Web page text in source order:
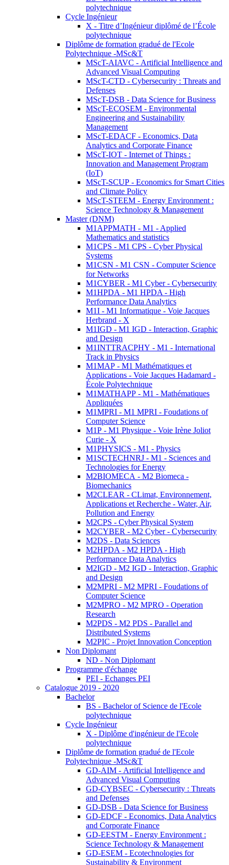
polytechnique
Cycle Ingénieur
X - Titre d’Ingénieur diplômé de l’École
polytechnique
Diplôme de formation gradué de l'Ecole
Polytechnique -MSc&T
MScT-AIAVC - Artificial Intelligence and
Advanced Visual Computing
MScT-CTD - Cybersecurity : Threats and
Defenses
MScT-DSB - Data Science for Business
MScT-ECOSEM - Environmental
Engineering and Sustainability
Management
MScT-EDACF - Economics, Data
Analytics and Corporate Finance
MScT-IOT - Internet of Things :
Innovation and Management Program
(IoT)
MScT-SCUP - Economics for Smart Cities
and Climate Policy
MScT-STEEM - Energy Environment :
Science Technology & Management
Master (DNM)
M1APPMATH - M1 - Applied
Mathematics and statistics
M1CPS - M1 CPS - Cyber Physical
Systems
M1CSN - M1 CSN - Computer Science
for Networks
M1CYBER - M1 Cyber - Cybersecurity
M1HPDA - M1 HPDA - High
Performance Data Analytics
M1I - M1 Informatique - Voie Jacques
Herbrand - X
M1IGD - M1 IGD - Interaction, Graphic
and Design
M1INTTRACPHY - M1 - International
Track in Physics
M1MAP - M1 Mathématiques et
Applications - Voie Jacques Hadamard -
École Polytechnique
M1MATHAPP - M1 - Mathématiques
Appliquées
M1MPRI - M1 MPRI - Foudations of
Computer Science
M1P - M1 Physique - Voie Irène Joliot
Curie - X
M1PHYSICS - M1 - Physics
M1SCTECHNRJ - M1 - Sciences and
Technologies for Energy
M2BIOMECA - M2 Biomeca -
Biomechanics
M2CLEAR - CLimat, Environnement,
Applications et Recherche - Water, Air,
Pollution and Energy
M2CPS - Cyber Physical System
M2CYBER - M2 Cyber - Cybersecurity
M2DS - Data Sciences
M2HPDA - M2 HPDA - High
Performance Data Analytics
M2IGD - M2 IGD - Interaction, Graphic
and Design
M2MPRI - M2 MPRI - Foudations of
Computer Science
M2MPRO - M2 MPRO - Operation
Research
M2PDS - M2 PDS - Parallel and
Distributed Systems
M2PIC - Projet Innovation Conception
Non Diplomant
ND - Non Diplomant
Programme d'échange
PEI - Echanges PEI
Catalogue 2019 - 2020
Bachelor
BS - Bachelor of Science de l'Ecole
polytechnique
Cycle Ingénieur
X - Diplôme d'ingénieur de l'Ecole
polytechnique
Diplôme de formation gradué de l'Ecole
Polytechnique -MSc&T
GD-AIM - Artificial Intelligence and
Advanced Visual Computing
GD-CYBSEC - Cybersecurity : Threats
and Defenses
GD-DSB - Data Science for Business
GD-EDCF - Economics, Data Analytics
and Corporate Finance
GD-EESTM - Energy Environment :
Science Technology & Management
GD-ESEM - Ecotechnologies for
Sustainability & Environment